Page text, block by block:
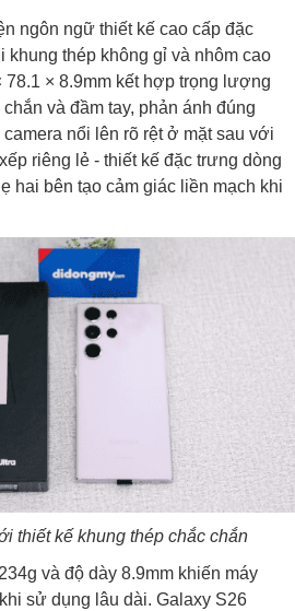
ngôn ngữ thiết kế cao cấp đặc
khung thép không gỉ và nhôm cao
× 8.9mm kết hợp trọng lượng
và đầm tay, phản ánh đúng
nổi lên rõ rệt ở mặt sau với
riêng lẻ - thiết kế đặc trưng dòng
hai bên tạo cảm giác liền mạch khi
thiết kế khung thép chắc chắn
và độ dày 8.9mm khiến máy
sử dụng lâu dài. Galaxy S26